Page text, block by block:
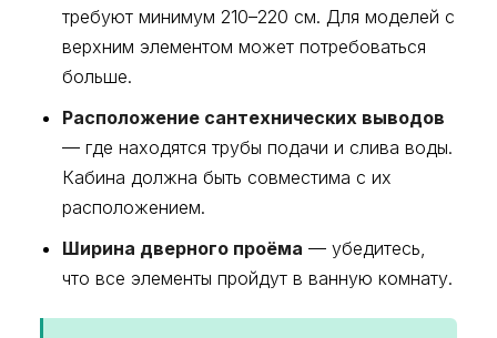
требуют минимум 210–220 см. Для моделей с
верхним элементом может потребоваться
больше.
Расположение сантехнических выводов
— где находятся трубы подачи и слива воды.
Кабина должна быть совместима с их
расположением.
Ширина дверного проёма — убедитесь,
что все элементы пройдут в ванную комнату.